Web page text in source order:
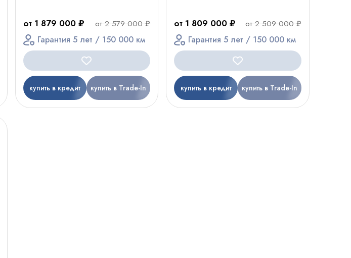
от 1 879 000 ₽ от 2 579 000 ₽
Гарантия 5 лет / 150 000 км
купить в кредит купить в Trade-In
от 1 809 000 ₽ от 2 509 000 ₽
Гарантия 5 лет / 150 000 км
купить в кредит купить в Trade-In